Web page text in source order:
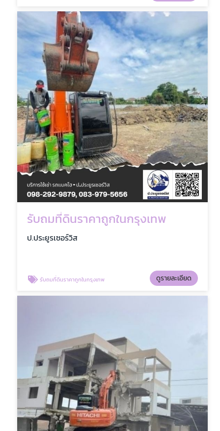
รับถมที่ดินราคาถูกในกรุงเทพ
ป.ประยูรเซอร์วิส
รับถมที่ดินราคาถูกในกรุงเทพ ดูรายละเอียด